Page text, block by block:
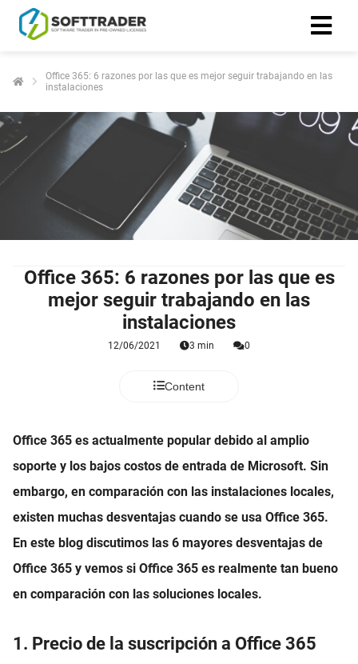
Office 365: 6 razones por las que es mejor seguir trabajando en las
instalaciones
Office 365: 6 razones por las que es
mejor seguir trabajando en las
instalaciones
12/06/2021 3 min 0
Content
Office 365 es actualmente popular debido al amplio
soporte y los bajos costos de entrada de Microsoft. Sin
embargo, en comparación con las instalaciones locales,
existen muchas desventajas cuando se usa Office 365.
En este blog discutimos las 6 mayores desventajas de
Office 365 y vemos si Office 365 es realmente tan bueno
en comparación con las soluciones locales.
1. Precio de la suscripción a Office 365